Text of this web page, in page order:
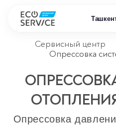
Сервисный центр
Опрессовка
Опрессовка